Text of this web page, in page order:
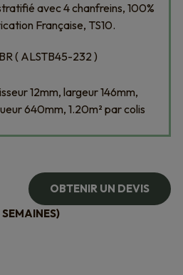
avec 4 chanfreins, 100%
Française, TS10.
( ALSTB45-232 )
12mm, largeur 146mm,
640mm, 1.20m² par colis
OBTENIR UN DEVIS